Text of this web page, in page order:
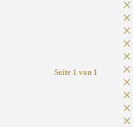
Seite 1 von 1